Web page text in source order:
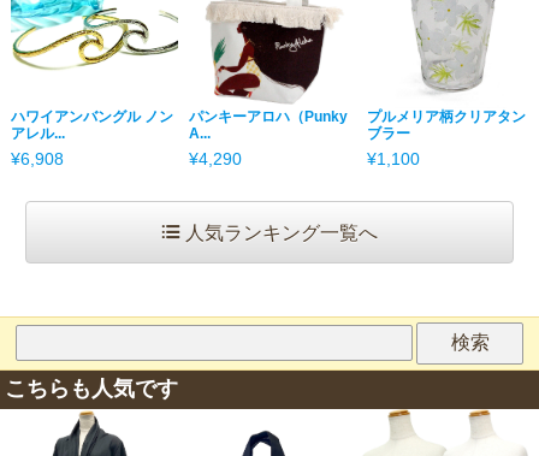
ハワイアンバングル ノン
アレル...
¥6,908
パンキーアロハ（Punky
A...
¥4,290
プルメリア柄クリアタン
ブラー
¥1,100
人気ランキング一覧へ
こちらも人気です